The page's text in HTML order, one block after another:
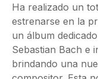
Ha realizado un
estrenarse en la
un álbum
Sebastian Bach e
brindando una